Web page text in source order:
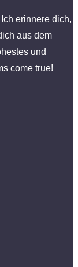
erinnere dich,
aus dem
und
come true!